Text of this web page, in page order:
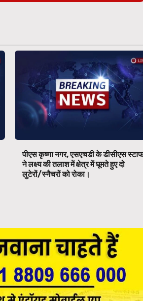
पीएस कृष्णा नगर, एसएचडी के डीसीएस
ने लक्ष्य की तलाश में क्षेत्र में घूमते हुए दो
लुटेरों/स्नैचरों को रोका।